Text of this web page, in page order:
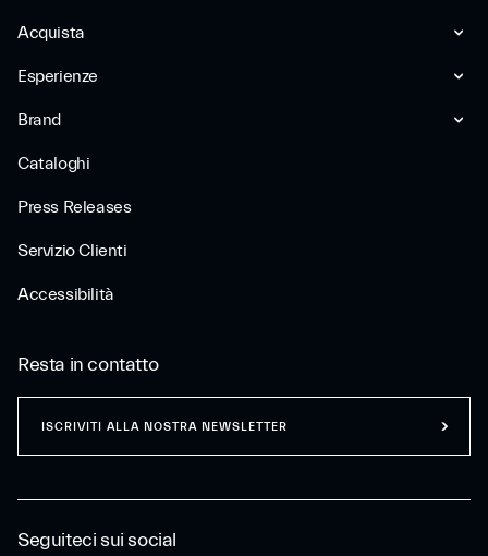
Acquista
Esperienze
Brand
Cataloghi
Press Releases
Servizio Clienti
Accessibilità
Seguiteci sui social
Resta in contatto
ISCRIVITI ALLA NOSTRA NEWSLETTER